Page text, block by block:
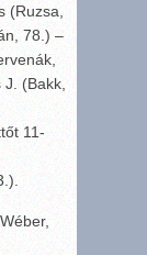
(Ruzsa,
78.) –
(Bakk,
11-